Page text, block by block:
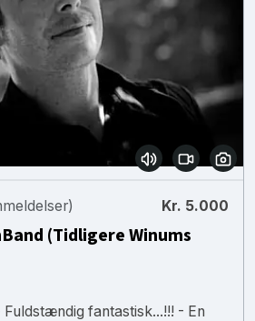
Kr. 5.000
(Tidligere Winums
fantastisk...!!! - En